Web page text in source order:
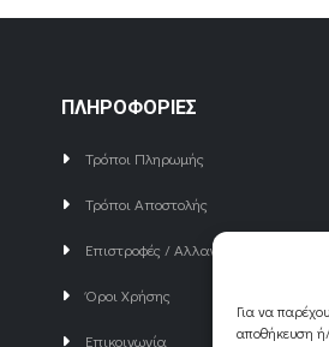
Για να
αποθήκευση
ΠΛΗΡΟΦΟΡΙΕΣ
Τρόποι Πληρωμής
Τρόποι Αποστολής
Επιστροφές / Αλλαγές
Όροι Χρήσης
Επικοινωνία